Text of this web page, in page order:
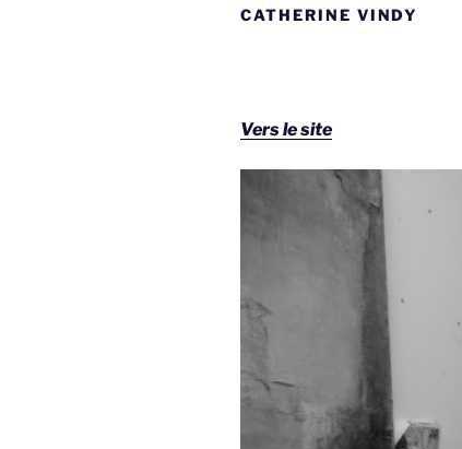
CATHERINE VINDY
Vers le site